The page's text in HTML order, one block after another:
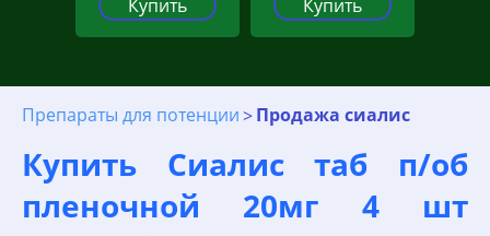
Купить Купить
Препараты для потенции Продажа сиалис
Купить Сиалис таб п/об
пленочной 20мг 4 шт